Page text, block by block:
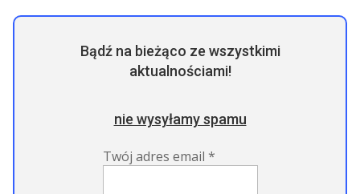
Bądź na bieżąco ze wszystkimi
aktualnościami!
nie wysyłamy spamu
Twój adres email *